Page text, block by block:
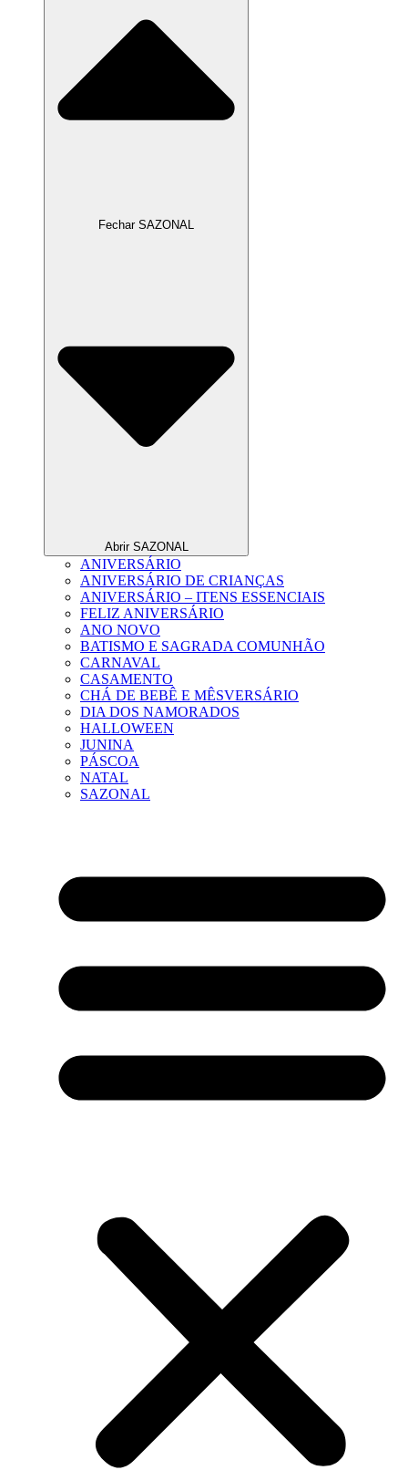
Fechar SAZONAL
Abrir SAZONAL
ANIVERSÁRIO
ANIVERSÁRIO DE CRIANÇAS
ANIVERSÁRIO – ITENS ESSENCIAIS
FELIZ ANIVERSÁRIO
ANO NOVO
BATISMO E SAGRADA COMUNHÃO
CARNAVAL
CASAMENTO
CHÁ DE BEBÊ E MÊSVERSÁRIO
DIA DOS NAMORADOS
HALLOWEEN
JUNINA
PÁSCOA
NATAL
SAZONAL